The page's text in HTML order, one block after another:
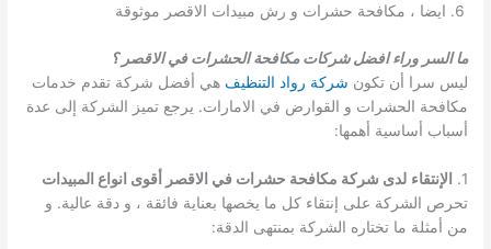
ايضا ، مكافحة حشرات و رش مبيدات الاقصر موثوقة
ما السر وراء افضل شركات مكافحة الحشرات في الاقصر ؟
ليس سرا أن تكون شركة رواد التنظيف هي أفضل شركة تقدم خدمات
مكافحة الحشرات و القوارض في الامارات. يرجع تميز الشركة إلى عدة
أسباب أساسية أهمها:
1. الإنتقاء لدى شركة مكافحة حشرات في الاقصر أقوى انواع المبيدات
تحرص الشركة على إنتقاء كل ما يخصها بعناية فائقة ، و دقة عالية. و
من أمثلة ما تختاره الشركة بمنتهى الدقة: